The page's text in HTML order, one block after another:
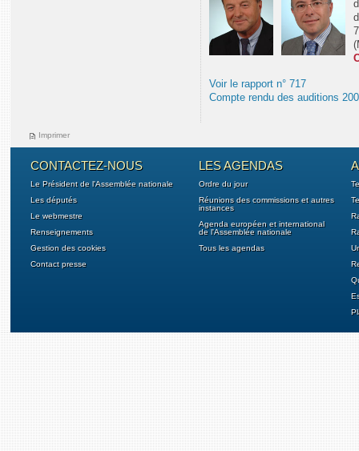
Voir le rapport n° 717
Compte rendu des auditions
Imprimer
CONTACTEZ-NOUS
Le Président de l'Assemblée nationale
Les députés
Le webmestre
Renseignements
Gestion des cookies
Contact presse
LES AGENDAS
Ordre du jour
Réunions des commissions et autres
instances
Agenda européen et international
de l'Assemblée nationale
Tous les agendas